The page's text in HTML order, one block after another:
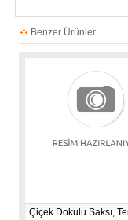
Benzer Ürünler